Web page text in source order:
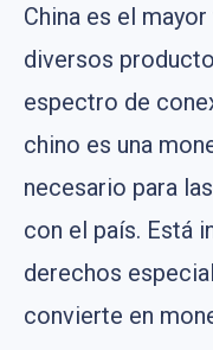
China es el
diversos
espectro de
chino es una
necesario para
con el país. Está
derechos
convierte en